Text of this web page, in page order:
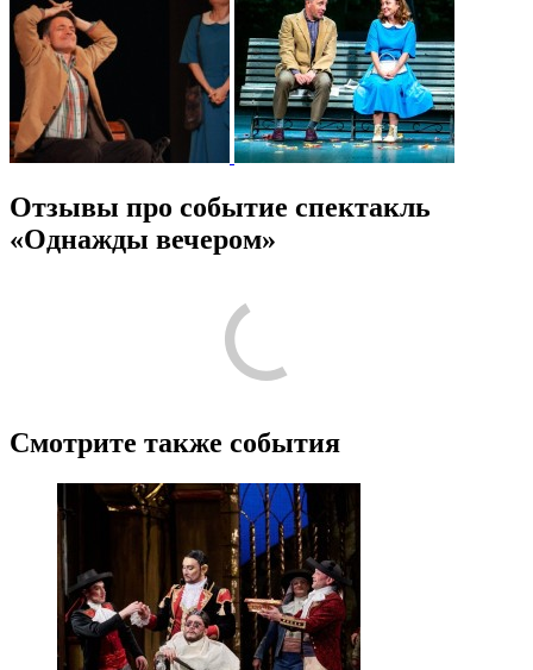
Отзывы про событие спектакль
«Однажды вечером»
Пожалуйста, оставьте подробный отзыв или комментарий,
чтобы другим людям было проще принять решение по поводу
посещения! Расскажите о том, что стоит знать тем, кто только
планирует посещение.
Поделитесь с своими впечатлениями от посещения. Напишите
о том, что вам понравилось, а что нет, что запомнилось, что
показалось интересным или необычным. Если вы ходили с